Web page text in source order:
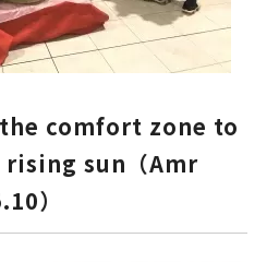
comfort zone to
sun（Amr
）